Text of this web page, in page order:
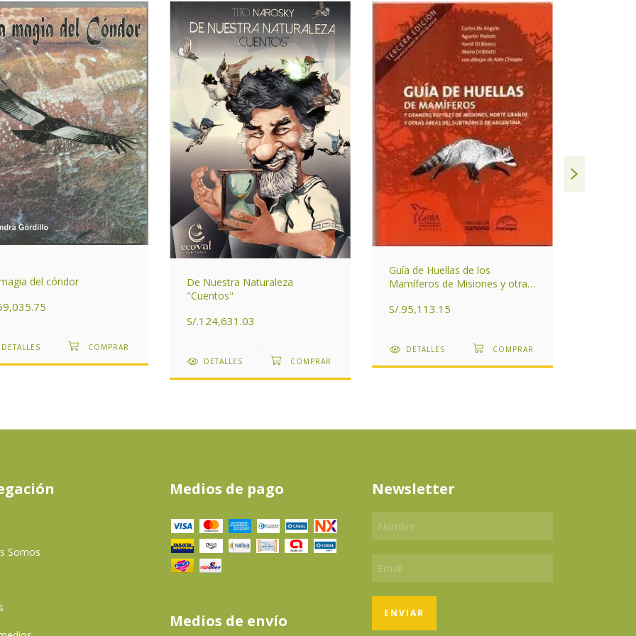
del cóndor
DETALLES
De Nuestra Naturaleza
"Cuentos"
S/.124,631.03
DETALLES
Guía de Huellas de los
Mamíferos de Misiones y otras
Argentina
S/.95,113.15
DETALLES
Somos
Medios de pago
Medios de envío
Newsletter